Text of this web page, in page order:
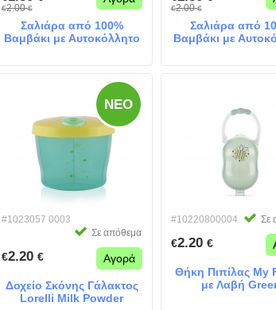
€2.00€
Σαλιάρα από 100%
Βαμβάκι με Αυτοκόλλητο
€2.00€
Σαλιάρα από
Βαμβάκι με
ΝΈΟ
#1023057 0003
Σε απόθεμα
€2.20 € Αγορά
Δοχείο Σκόνης Γάλακτος
Lorelli Milk Powder
#10220800004 Σε
€2.20 €
Θήκη Πιπίλας My
με Λαβή